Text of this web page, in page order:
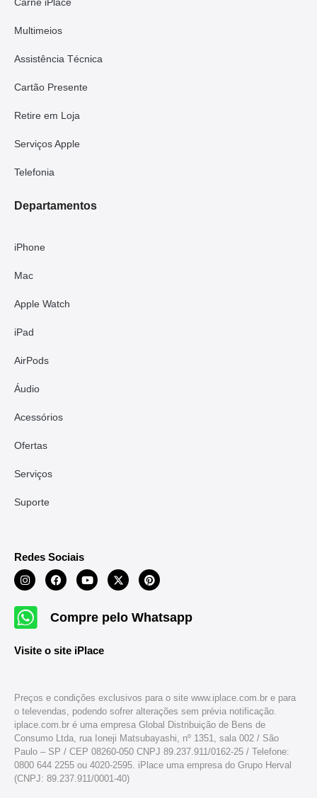
Multimeios
Assistência Técnica
Cartão Presente
Retire em Loja
Serviços Apple
Telefonia
Departamentos
iPhone
Mac
Apple Watch
iPad
AirPods
Áudio
Acessórios
Ofertas
Serviços
Suporte
Redes Sociais
Compre pelo Whatsapp
Visite o site iPlace
Preços e condições exclusivos para o site www.iplace.com.br e para
o televendas, podendo sofrer alterações sem prévia notificação.
iplace.com.br é uma empresa Global Distribuição de Bens de
Consumo Ltda, rua Ioneji Matsubayashi, nº 1351, sala 002 / São
Paulo – SP / CEP 08260-050 CNPJ 89.237.911/0162-25 / Telefone:
0800 644 2255 ou 4020-2595. iPlace uma empresa do Grupo Herval
(CNPJ: 89.237.911/0001-40)